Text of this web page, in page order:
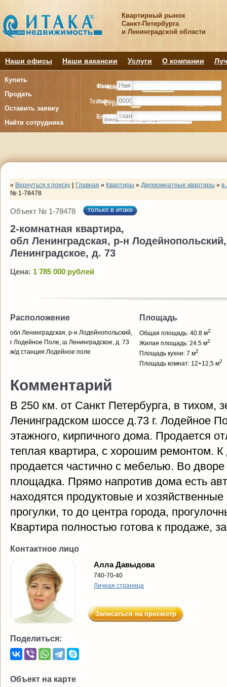
Квартирный рынок
Санкт-Петербурга
и Ленинградской области
Наши офисы Наши вакансии Услуги О компании
Купить
Продать
Оставить заявку
Найти сотрудника
Комнату
Студия Комнат
Комнату
Студия Комнат
Имя
Телефон
E-mail
Фамилия
Имя
Телефон
« Вернуться к поиску Главная » Квартиры » Двухкомнатные квартиры » в
№ 1-78478
Объект № 1-78478 только в итаке
2-комнатная квартира,
обл Ленинградская, р-н
Ленинградское, д. 73
Цена: 1 785 000 рублей
Расположение
обл Ленинградская, р-н Лодейнопольский,
г Лодейное Поле, ш Ленинградское, д. 73
ж/д станция:Лодейное поле
Площадь
Общая площадь: 40.8 м2
Жилая площадь: 24.5 м2
Площадь кухни: 7 м2
Площадь комнат: 12+12,5 м2
Комментарий
В 250 км. от Санкт Петербурга, в тихом,
Ленинградском шоссе д.73 г. Лодейное
этажного, кирпичного дома. Продается
теплая квартира, с хорошим ремонтом.
продается частично с мебелью. Во
площадка. Прямо напротив дома есть
находятся продуктовые и
прогулки, то до центра города,
Квартира полностью готова к продаже,
Контактное лицо
Алла Давыдова
740-70-40
Личная страница
Записаться на просмотр
Поделиться:
Объект на карте